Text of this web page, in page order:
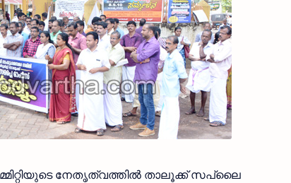
നേതൃത്വത്തില്‍ താലൂക്ക് സപ്ലൈ